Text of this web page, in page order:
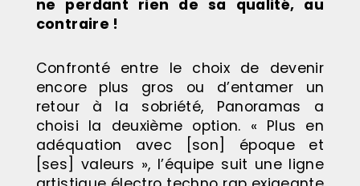
ne perdant rien de sa qualité, au
contraire !
Confronté entre le choix de devenir
encore plus gros ou d’entamer un
retour à la sobriété, Panoramas a
choisi la deuxième option. « Plus en
adéquation avec [son] époque et
[ses] valeurs », l’équipe suit une ligne